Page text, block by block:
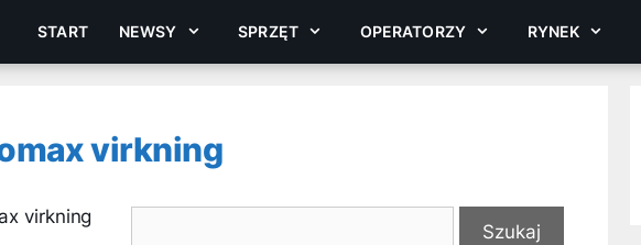
START NEWSY SPRZĘT OPERATORZY RYNEK
virkning
virkning